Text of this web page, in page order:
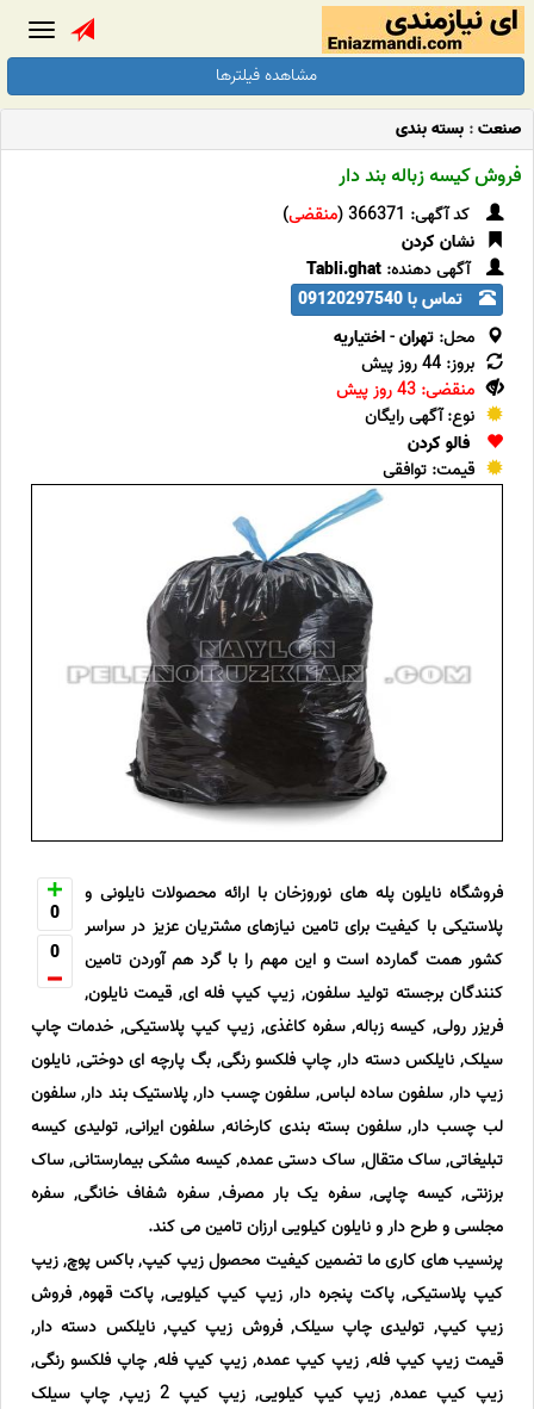
مشاهده فیلترها
صنعت: بسته بندی
فروش کیسه زباله بند دار
کد آگهی: 366371 ( منقضی)
نشان کردن
آگهی دهنده: Tabli.ghat
تماس با 09120297540
محل: تهران-اختیاریه
بروز: 44 روز پیش
منقضی: 43 روز پیش
نوع: آگهی رایگان
فالو کردن
قیمت: توافقی
0
0
فروشگاه نایلون پله های نوروزخان با ارائه محصولات نایلونی و
پلاستیکی با کیفیت برای تامین نیازهای مشتریان عزیز در سراسر
کشور همت گمارده است و این مهم را با گرد هم آوردن تامین
کنندگان برجسته تولید سلفون, زیپ کیپ فله ای, قیمت نایلون,
فریزر رولی, کیسه زباله, سفره کاغذی, زیپ کیپ پلاستیکی, خدمات چاپ
سیلک, نایلکس دسته دار, چاپ فلکسو رنگی, بگ پارچه ای دوختی, نایلون
زیپ دار, سلفون ساده لباس, سلفون چسب دار, پلاستیک بند دار, سلفون
لب چسب دار, سلفون بسته بندی کارخانه, سلفون ایرانی, تولیدی کیسه
تبلیغاتی, ساک متقال, ساک دستی عمده, کیسه مشکی بیمارستانی, ساک
برزنتی, کیسه چاپی, سفره یک بار مصرف, سفره شفاف خانگی, سفره
مجلسی و طرح دار و نایلون کیلویی ارزان تامین می کند.
پرنسیب های کاری ما تضمین کیفیت محصول زیپ کیپ, باکس پوچ, زیپ
کیپ پلاستیکی, پاکت پنجره دار, زیپ کیپ کیلویی, پاکت قهوه, فروش
زیپ کیپ, تولیدی چاپ سیلک, فروش زیپ کیپ, نایلکس دسته دار,
قیمت زیپ کیپ فله, زیپ کیپ عمده, زیپ کیپ فله, چاپ فلکسو رنگی,
زیپ کیپ عمده, زیپ کیپ کیلویی, زیپ کیپ 2 زیپ, چاپ سیلک